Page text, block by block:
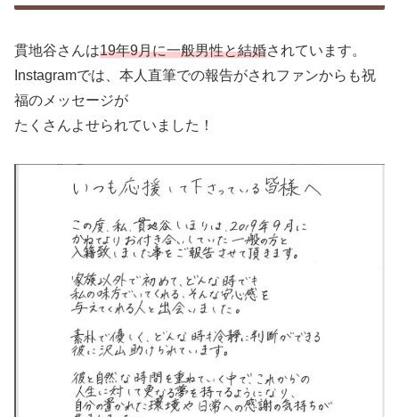
貫地谷さんは19年9月に一般男性と結婚されています。
Instagramでは、本人直筆での報告がされファンからも祝
福のメッセージが
たくさんよせられていました！